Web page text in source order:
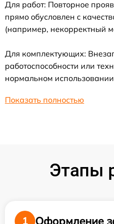
Для работ: Повторное
прямо обусловлен с
(например, некорректный
Для комплектующих:
работоспособности или
нормальном
Показать полностью
Этапы
1
Оформление